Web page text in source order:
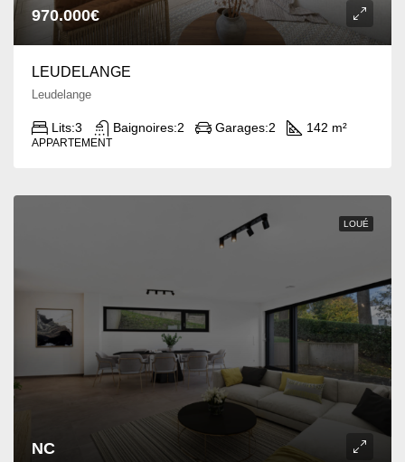
970.000€
LEUDELANGE
Leudelange
Lits:3 Baignoires:2 Garages:2 142 m²
APPARTEMENT
LOUÉ
NC